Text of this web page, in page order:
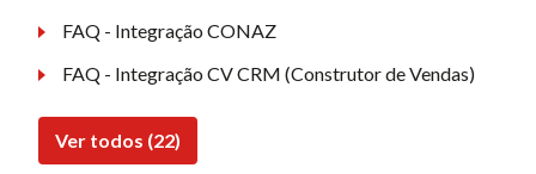
FAQ - Integração CONAZ
FAQ - Integração CV CRM (Construtor de Vendas)
Ver todos (22)